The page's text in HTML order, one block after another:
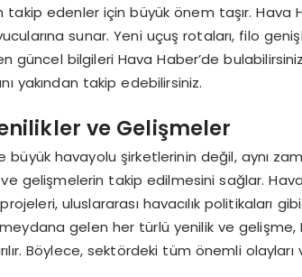
takip edenler için büyük önem taşır. Hava
sunar. Yeni uçuş rotaları, filo
güncel bilgileri Hava Haber’de
yakından takip edebilirsiniz.
ve Gelişmeler
büyük havayolu şirketlerinin değil, aynı
gelişmelerin takip edilmesini sağlar.
uluslararası havacılık politikaları
gelen her türlü yenilik ve gelişme,
Böylece, sektördeki tüm önemli olayları